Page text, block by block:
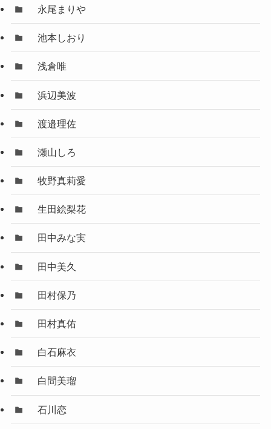
永尾まりや
池本しおり
浅倉唯
浜辺美波
渡邉理佐
瀬山しろ
牧野真莉愛
生田絵梨花
田中みな実
田中美久
田村保乃
田村真佑
白石麻衣
白間美瑠
石川恋